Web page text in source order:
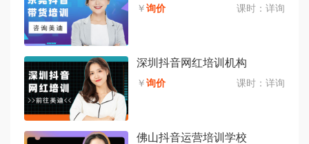
￥询价 课时： 详询
深圳抖音网红培训机构
￥询价 课时： 详询
佛山抖音运营培训学校